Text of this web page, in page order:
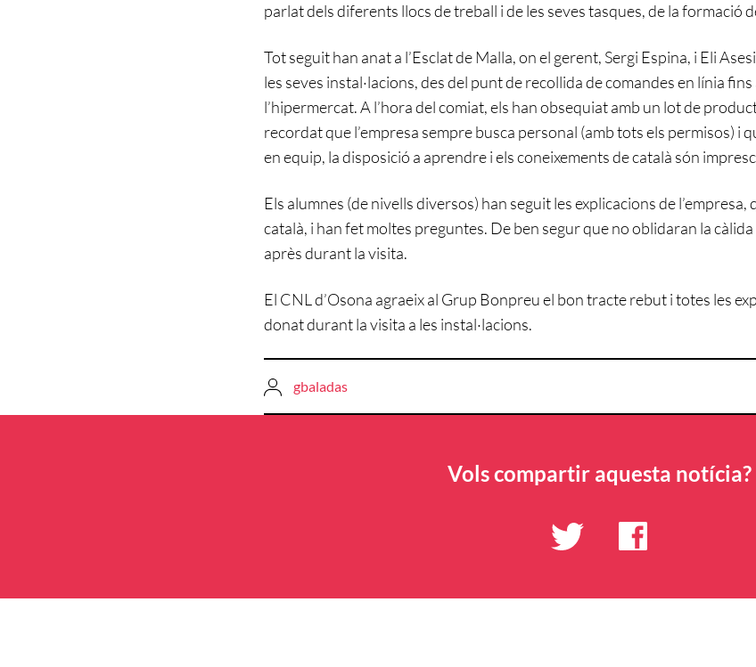
parlat dels diferents llocs de treball i de les seves tasques, de la formació
Tot seguit han anat a l’Esclat de Malla, on el gerent, Sergi Espina, i Eli
les seves instal·lacions, des del punt de recollida de comandes en línia
l’hipermercat. A l’hora del comiat, els han obsequiat amb un lot de
recordat que l’empresa sempre busca personal (amb tots els permisos) i
en equip, la disposició a aprendre i els coneixements de català són
Els alumnes (de nivells diversos) han seguit les explicacions de l’empresa,
català, i han fet moltes preguntes. De ben segur que no oblidaran la
après durant la visita.
El CNL d’Osona agraeix al Grup Bonpreu el bon tracte rebut i totes les
donat durant la visita a les instal·lacions.
gbaladas
Vols compartir aquesta notícia?